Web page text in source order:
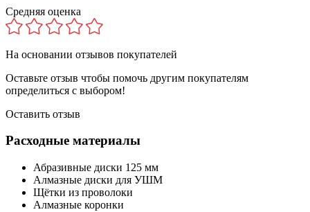
Средняя оценка
На основании отзывов покупателей
Оставьте отзыв чтобы помочь другим покупателям
определиться с выбором!
Оставить отзыв
Расходные материалы
Абразивные диски 125 мм
Алмазные диски для УШМ
Щётки из проволоки
Алмазные коронки